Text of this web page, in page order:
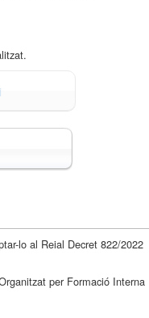
lo al Reial Decret 822/2022
per Formació Interna